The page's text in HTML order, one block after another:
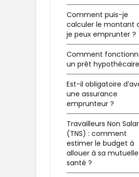
Comment puis-je
calculer le montant
je peux emprunter ?
Comment
un prêt
Est-il obligatoire
une assurance
emprunteur ?
Travailleurs Non
(TNS) : comment
estimer le budget à
allouer à sa mutuelle
santé ?